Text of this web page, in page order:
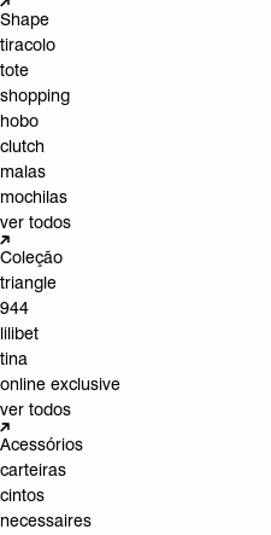
Shape
tiracolo
tote
shopping
hobo
clutch
malas
mochilas
ver todos
Coleção
triangle
944
lilibet
tina
online exclusive
ver todos
Acessórios
carteiras
cintos
necessaires